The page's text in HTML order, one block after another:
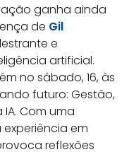
ganha ainda
de Gil
e
artificial.
no sábado, 16, às
futuro: Gestão,
Com uma
em
reflexões